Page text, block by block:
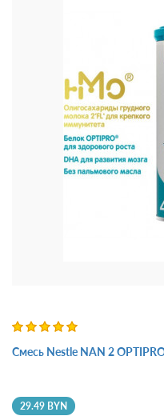
Смесь Nestle NAN 2
29.49 BYN